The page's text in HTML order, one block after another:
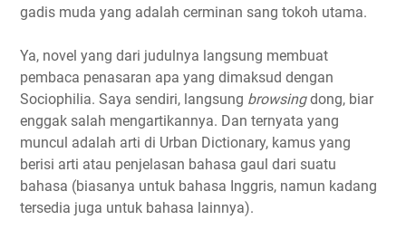
gadis muda yang adalah cerminan sang tokoh utama.
Ya, novel yang dari judulnya langsung membuat
pembaca penasaran apa yang dimaksud dengan
Sociophilia. Saya sendiri, langsung browsingdong, biar
enggak salah mengartikannya. Dan ternyata yang
muncul adalah arti di Urban Dictionary, kamus yang
berisi arti atau penjelasan bahasa gaul dari suatu
bahasa (biasanya untuk bahasa Inggris, namun kadang
tersedia juga untuk bahasa lainnya).